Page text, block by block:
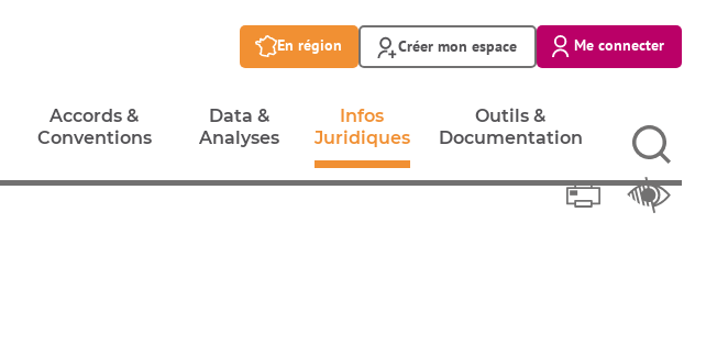
En région Créer mon espace Me connecter
Accords &
Conventions
Data &
Analyses
Infos
Juridiques
Outils &
Documentation
Imprimer